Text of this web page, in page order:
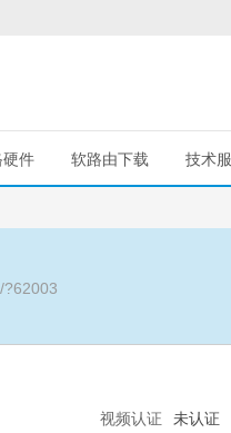
硬件 软路由下载 技术
?62003
视频认证 未认证